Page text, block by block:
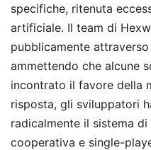
specifiche, ritenuta
artificiale. Il team di
pubblicamente
ammettendo che alcune
incontrato il favore della
risposta, gli sviluppatori
radicalmente il sistema
cooperativa e single-